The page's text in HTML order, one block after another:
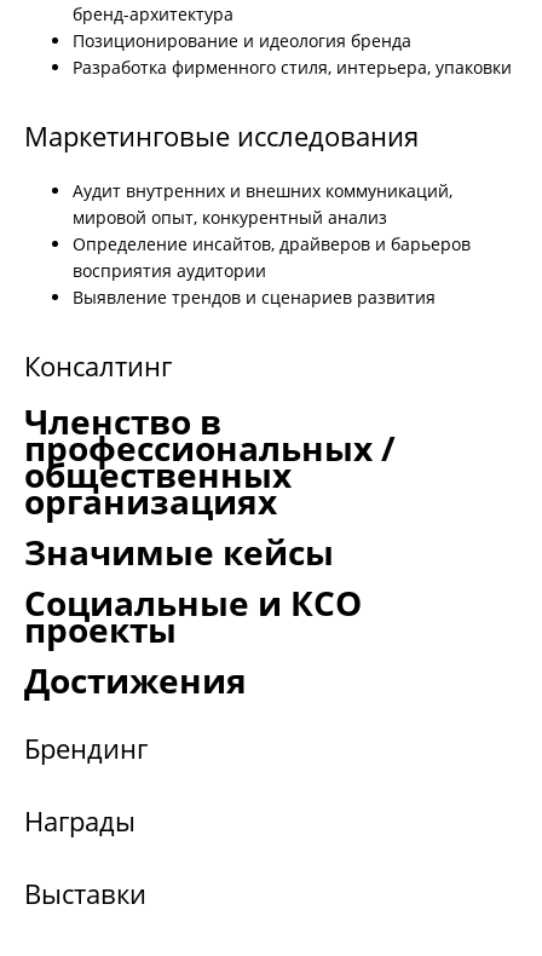
бренд-архитектура
Позиционирование и идеология бренда
Разработка фирменного стиля, интерьера, упаковки
Маркетинговые исследования
Аудит внутренних и внешних коммуникаций,
мировой опыт, конкурентный анализ
Определение инсайтов, драйверов и барьеров
восприятия аудитории
Выявление трендов и сценариев развития
Консалтинг
Членство в
профессиональных /
общественных
организациях
Значимые кейсы
Социальные и КСО
проекты
Достижения
Брендинг
Награды
Выставки